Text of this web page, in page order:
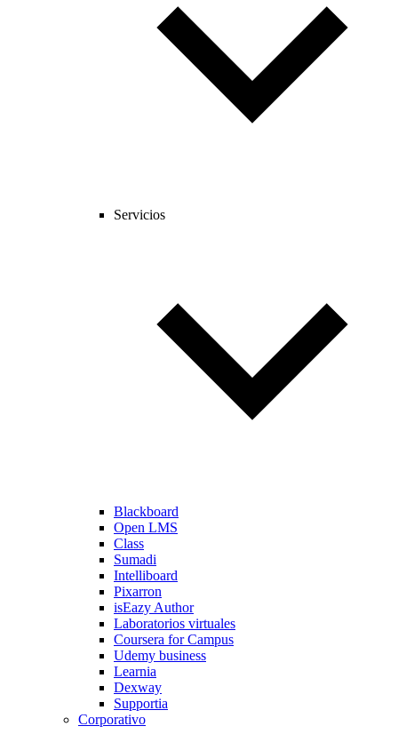
Servicios
Blackboard
Open LMS
Class
Sumadi
Intelliboard
Pixarron
isEazy Author
Laboratorios virtuales
Coursera for Campus
Udemy business
Learnia
Dexway
Supportia
Corporativo